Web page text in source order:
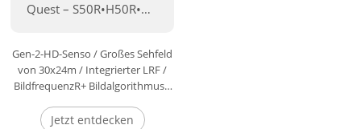
Quest – S50R•H50R•H35R•L35R
Gen-2-HD-Senso / Großes Sehfeld
von 30x24m / Integrierter LRF /
BildfrequenzR+ Bildalgorithmus /
Jetzt entdecken